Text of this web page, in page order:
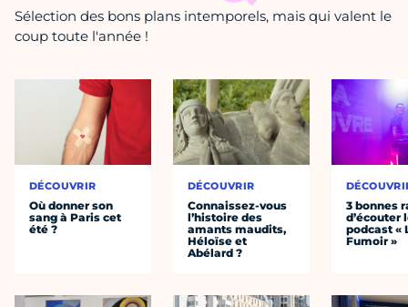
Sélection des bons plans intemporels, mais qui valent le
coup toute l'année !
DÉCOUVRIR
Où donner son
sang à Paris cet
été ?
DÉCOUVRIR
Connaissez-vous
l’histoire des
amants maudits,
Héloïse et
Abélard ?
3 bonnes
d’écouter
podcast «
Fumoir »